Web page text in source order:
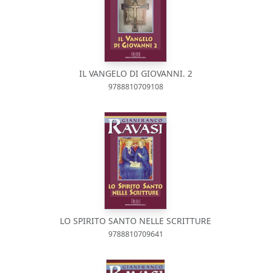
IL VANGELO DI GIOVANNI. 2
9788810709108
LO SPIRITO SANTO NELLE SCRITTURE
9788810709641